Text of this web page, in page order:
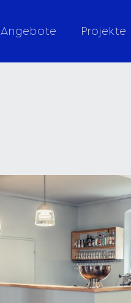
Angebote Projekte